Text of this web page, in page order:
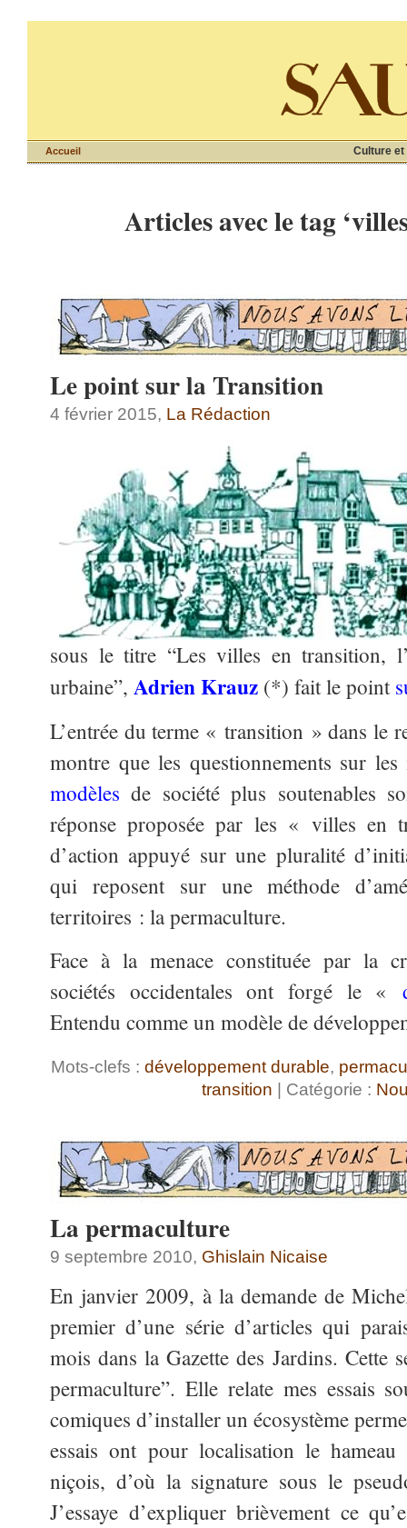
Culture et
Accueil
Articles avec le tag
Le point sur la Transition
4 février 2015, La Rédaction
sous le titre “Les villes en transition,
urbaine”, Adrien Krauz (*) fait le point
L’entrée du terme « transition » dans le
montre que les questionnements sur
modèles de société plus soutenables
réponse proposée par les « villes en
d’action appuyé sur une pluralité
qui reposent sur une méthode
territoires : la permaculture.
Face à la menace constituée par la
sociétés occidentales ont forgé le «
Entendu comme un modèle de
Mots-clefs : développement durable,
transition | Catégorie :
La permaculture
9 septembre 2010, Ghislain Nicaise
En janvier 2009, à la demande de
premier d’une série d’articles qui
mois dans la Gazette des Jardins. Cette
permaculture”. Elle relate mes essais
comiques d’installer un écosystème
essais ont pour localisation le hameau
niçois, d’où la signature sous le
J’essaye d’expliquer brièvement ce